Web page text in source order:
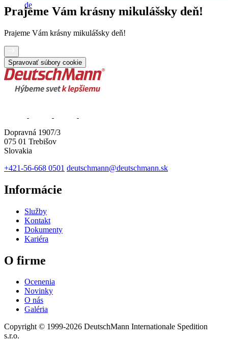
de
Prajeme Vám krásny mikulášsky deň!
Prajeme Vám krásny mikulášsky deň!
Spravovať súbory cookie
Dopravná 1907/3
075 01 Trebišov
Slovakia
+421-56-668 0501 deutschmann@deutschmann.sk
Informácie
Služby
Kontakt
Dokumenty
Kariéra
O firme
Ocenenia
Novinky
O nás
Galéria
Copyright © 1999-2026 DeutschMann Internationale Spedition
s.r.o.